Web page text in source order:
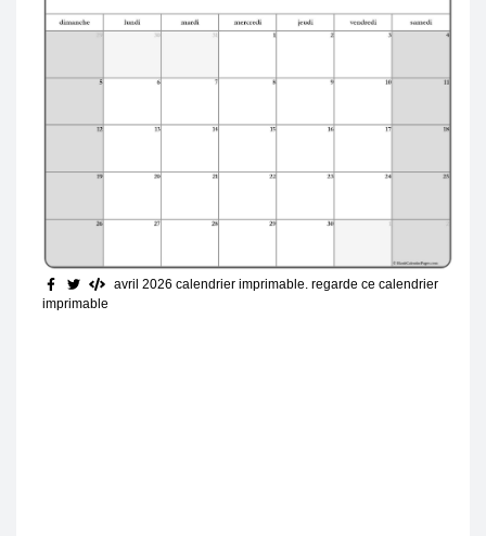
avril 2026 calendrier imprimable. regarde ce calendrier
imprimable